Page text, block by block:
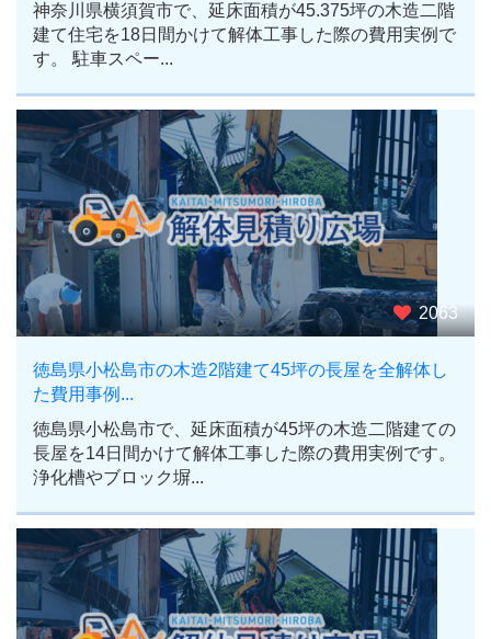
神奈川県横須賀市で、延床面積が45.375坪の木造二階
建て住宅を18日間かけて解体工事した際の費用実例で
す。 駐車スペー...
2063
徳島県小松島市の木造2階建て45坪の長屋を全解体し
た費用事例...
徳島県小松島市で、延床面積が45坪の木造二階建ての
長屋を14日間かけて解体工事した際の費用実例です。
浄化槽やブロック塀...